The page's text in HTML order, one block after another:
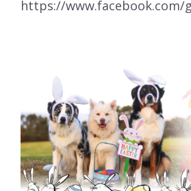
https://www.facebook.com/